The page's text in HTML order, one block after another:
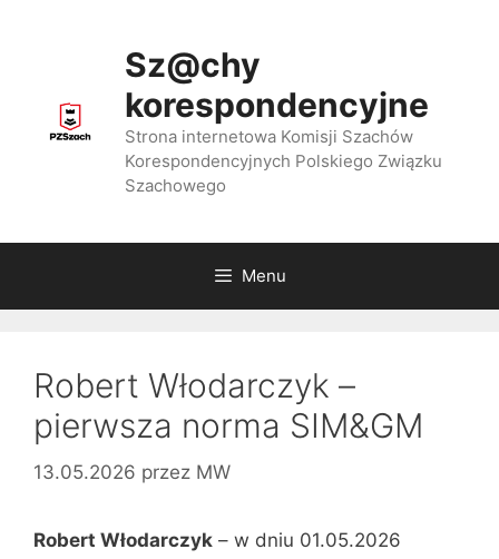
Sz@chy
korespondencyjne
Strona internetowa Komisji Szachów
Korespondencyjnych Polskiego Związku
Szachowego
Menu
Robert Włodarczyk –
pierwsza norma SIM&GM
13.05.2026 przez MW
Robert Włodarczyk – w dniu 01.05.2026